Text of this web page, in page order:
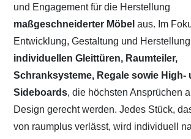
und Engagement für die Herstellung
maßgeschneiderter Möbelaus. Im
Entwicklung, Gestaltung und
individuellen Gleittüren, Raumteiler,
Schranksysteme, Regale sowie High-
Sideboards, die höchsten Ansprüchen
Design gerecht werden. Jedes Stück,
von raumplus verlässt, wird individuell